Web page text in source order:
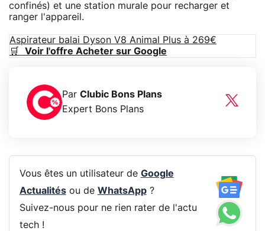
confinés) et une station murale pour recharger et
ranger l'appareil.
Aspirateur balai Dyson V8 Animal Plus à 269€
🛒 Voir l'offre Acheter sur Google
Par Clubic Bons Plans
Expert Bons Plans
Vous êtes un utilisateur de Google
Actualitésou de WhatsApp?
Suivez-nous pour ne rien rater de l'actu
tech !